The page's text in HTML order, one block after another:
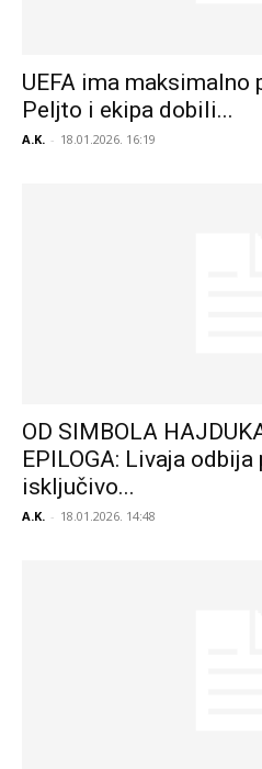
UEFA ima maksimalno
Peljto i ekipa dobili...
A.K. - 18.01.2026. 16:19
OD SIMBOLA
EPILOGA: Livaja
isključivo...
A.K. - 18.01.2026. 14:48